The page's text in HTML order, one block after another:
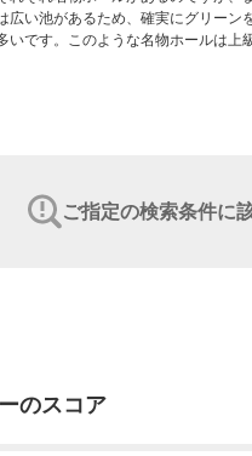
広い池があるため、確実にグリー
ご指定の検索条件に
のスコア